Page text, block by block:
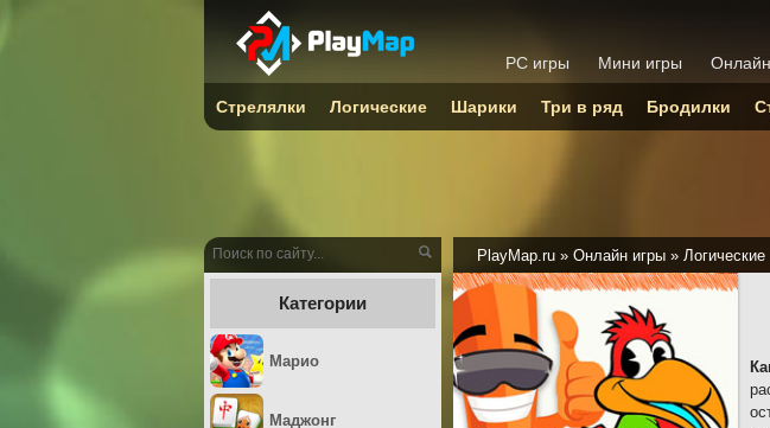
PlayMap.ru » Онлайн игры » Логические
Категории
Марио
Маджонг
PC игры Мини игры
Стрелялки Логические Шарики Три в ряд Бродилки